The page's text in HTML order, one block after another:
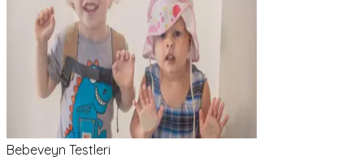
Bebeveyn Testleri